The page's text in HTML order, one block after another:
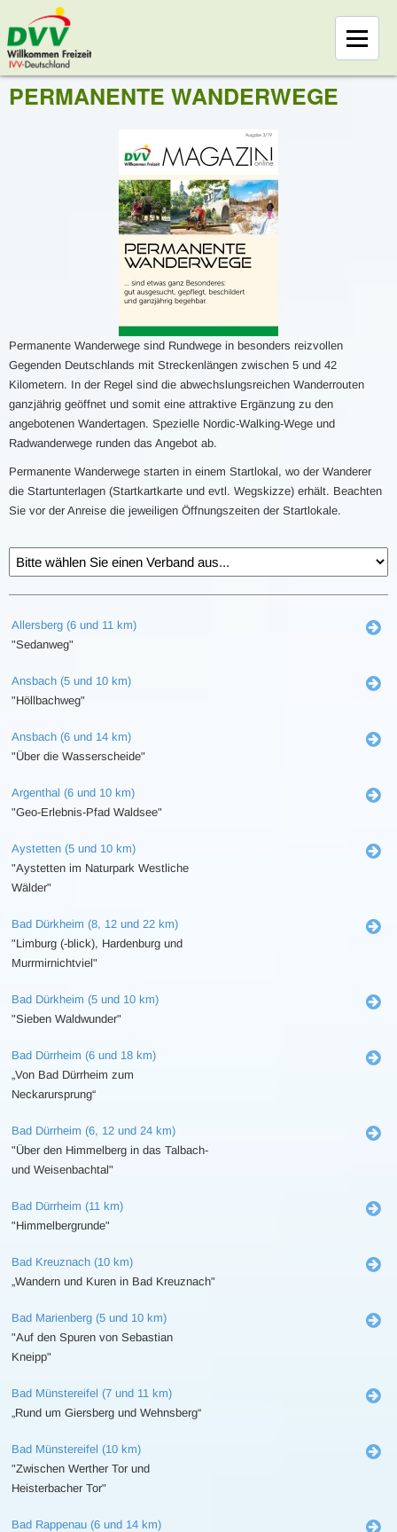
PERMANENTE WANDERWEGE
Permanente Wanderwege sind Rundwege in besonders reizvollen
Gegenden Deutschlands mit Streckenlängen zwischen 5 und 42
Kilometern. In der Regel sind die abwechslungsreichen Wanderrouten
ganzjährig geöffnet und somit eine attraktive Ergänzung zu den
angebotenen Wandertagen. Spezielle Nordic-Walking-Wege und
Radwanderwege runden das Angebot ab.
Permanente Wanderwege starten in einem Startlokal, wo der Wanderer
die Startunterlagen (Startkartkarte und evtl. Wegskizze) erhält. Beachten
Sie vor der Anreise die jeweiligen Öffnungszeiten der Startlokale.
Allersberg (6 und 11 km)
"Sedanweg"
Ansbach (5 und 10 km)
"Höllbachweg"
Ansbach (6 und 14 km)
"Über die Wasserscheide"
Argenthal (6 und 10 km)
"Geo-Erlebnis-Pfad Waldsee"
Aystetten (5 und 10 km)
"Aystetten im Naturpark Westliche
Wälder"
Bad Dürkheim (8, 12 und 22 km)
"Limburg (-blick), Hardenburg und
Murrmirnichtviel"
Bad Dürkheim (5 und 10 km)
"Sieben Waldwunder"
Bad Dürrheim (6 und 18 km)
„Von Bad Dürrheim zum
Neckarursprung“
Bad Dürrheim (6, 12 und 24 km)
"Über den Himmelberg in das Talbach-
und Weisenbachtal"
Bad Dürrheim (11 km)
"Himmelbergrunde"
Bad Kreuznach (10 km)
„Wandern und Kuren in Bad Kreuznach"
Bad Marienberg (5 und 10 km)
"Auf den Spuren von Sebastian
Kneipp"
Bad Münstereifel (7 und 11 km)
„Rund um Giersberg und Wehnsberg“
Bad Münstereifel (10 km)
"Zwischen Werther Tor und
Heisterbacher Tor"
Bad Rappenau (6 und 14 km)